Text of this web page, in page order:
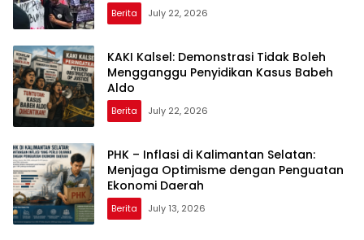
Berita July 22, 2026
KAKI Kalsel: Demonstrasi Tidak Boleh
Mengganggu Penyidikan Kasus Babeh
Aldo
Berita July 22, 2026
PHK – Inflasi di Kalimantan Selatan:
Menjaga Optimisme dengan Penguatan
Ekonomi Daerah
Berita July 13, 2026